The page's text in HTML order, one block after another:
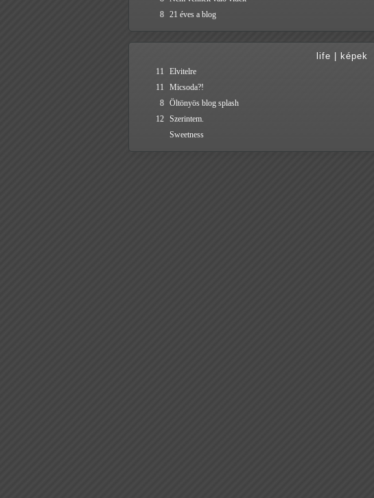
8 21 éves a blog
life képek
11
Elvitelre
11
Micsoda?!
8 Öltönyös blog splash
12 Szerintem.
Sweetness